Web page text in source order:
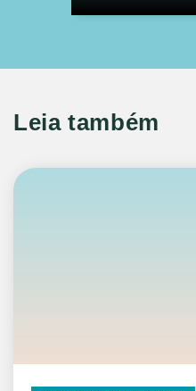
Leia também